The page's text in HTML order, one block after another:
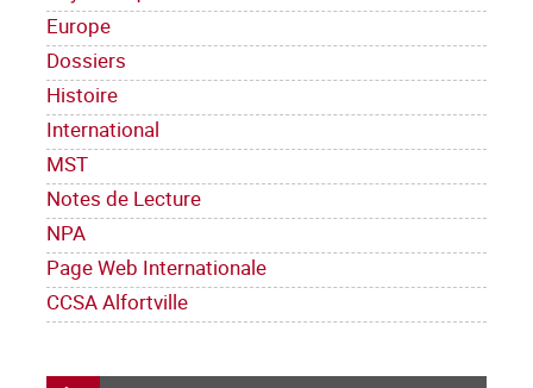
Europe
Dossiers
Histoire
International
MST
Notes de Lecture
NPA
Page Web Internationale
CCSA Alfortville